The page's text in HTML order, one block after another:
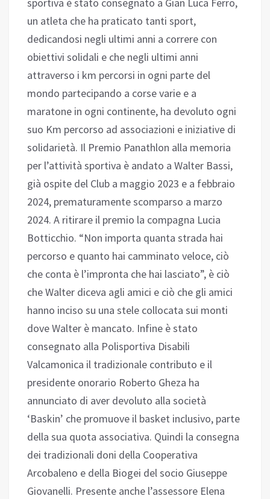
sportiva è stato consegnato a Gian Luca Ferro,
un atleta che ha praticato tanti sport,
dedicandosi negli ultimi anni a correre con
obiettivi solidali e che negli ultimi anni
attraverso i km percorsi in ogni parte del
mondo partecipando a corse varie e a
maratone in ogni continente, ha devoluto ogni
suo Km percorso ad associazioni e iniziative di
solidarietà. Il Premio Panathlon alla memoria
per l’attività sportiva è andato a Walter Bassi,
già ospite del Club a maggio 2023 e a febbraio
2024, prematuramente scomparso a marzo
2024. A ritirare il premio la compagna Lucia
Botticchio. “Non importa quanta strada hai
percorso e quanto hai camminato veloce, ciò
che conta è l’impronta che hai lasciato”, è ciò
che Walter diceva agli amici e ciò che gli amici
hanno inciso su una stele collocata sui monti
dove Walter è mancato. Infine è stato
consegnato alla Polisportiva Disabili
Valcamonica il tradizionale contributo e il
presidente onorario Roberto Gheza ha
annunciato di aver devoluto alla società
‘Baskin’ che promuove il basket inclusivo, parte
della sua quota associativa. Quindi la consegna
dei tradizionali doni della Cooperativa
Arcobaleno e della Biogei del socio Giuseppe
Giovanelli. Presente anche l’assessore Elena